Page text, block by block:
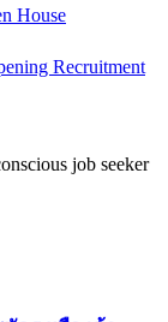
House
Recruitment
job seeker